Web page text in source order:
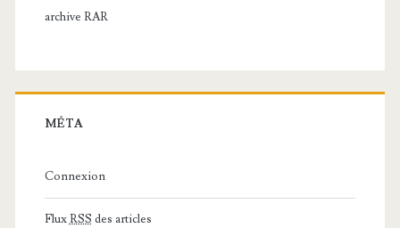
archive RAR
MÉTA
Connexion
FluxRSS des articles